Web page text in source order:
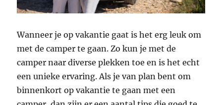
Wanneer je op vakantie gaat is het erg leuk om
met de camper te gaan. Zo kun je met de
camper naar diverse plekken toe en is het echt
een unieke ervaring. Als je van plan bent om
binnenkort op vakantie te gaan met een